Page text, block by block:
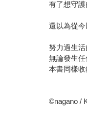
有了想守
還以為從
努力過生
無論發生任
本書同樣
©nagano /